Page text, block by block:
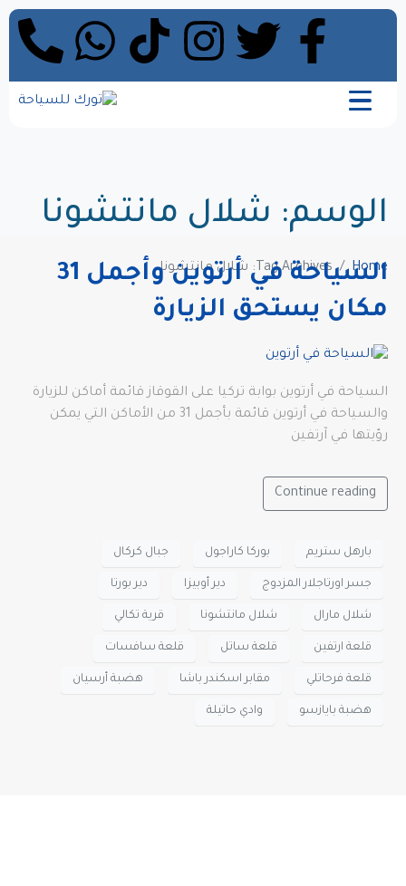
الوسم: شلال مانتشونا
Home Tag Archives: شلال مانتشونا
السياحة في أرتوين وأجمل 31
مكان يستحق الزيارة
السياحة في أرتوين بوابة تركيا على القوقاز قائمة أماكن للزيارة
والسياحة في أرتوين قائمة بأجمل 31 من الأماكن التي يمكن
رؤيتها في آرتفين
Continue reading
بارهل ستريم بوركا كاراجول جبال كركال
جسر اورتاجلار المزدوج دير أوبيزا دير بورتا
شلال مارال شلال مانتشونا قرية تكالي
قلعة ارتفين قلعة ساتل قلعة سافسات
قلعة فرحاتلي مقابر اسكندر باشا هضبة أرسيان
هضبة بايازسو وادي حاتيلة